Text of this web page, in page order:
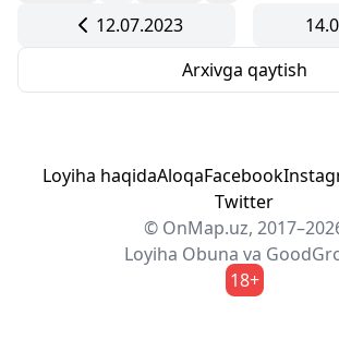
12.07.2023
Arxivga qaytish
Loyiha haqidaAloqaFacebook
Twitter
© OnMap.uz,
Loyiha Obuna va
18+